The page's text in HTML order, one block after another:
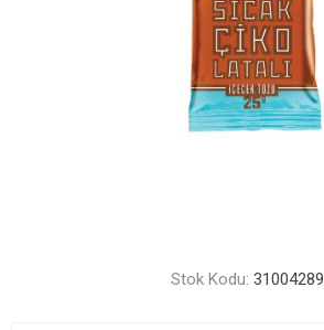
Stok Kodu: 31004289